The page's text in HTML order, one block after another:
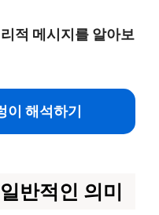
적 메시지를 알아보
이 해석하기
반적인 의미